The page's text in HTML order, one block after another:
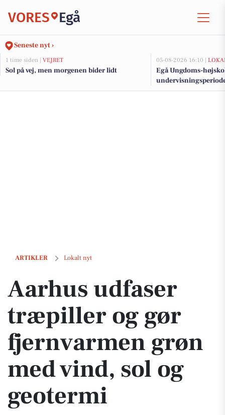
VORES Egå
Seneste nyt ›
1 time siden | VEJRET
Sol på vej, men morgenen bider lidt
05-08-2026 16:10 |
Egå Ungdoms-
ARTIKLER Lokalt nyt
Aarhus udfaser træpiller og gør fjernvarmen grøn med vind, sol og
Aarhus udfaser
træpiller og gør
fjernvarmen grøn
med vind, sol og
geotermi